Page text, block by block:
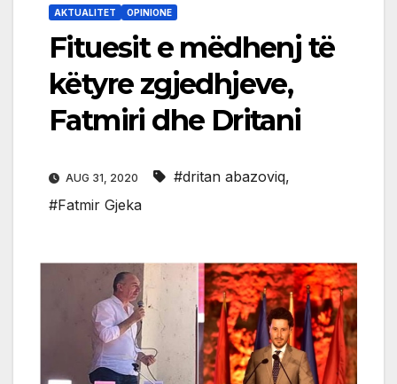
AKTUALITET OPINIONE
Fituesit e mëdhenj të
këtyre zgjedhjeve,
Fatmiri dhe Dritani
AUG 31, 2020 #dritan abazoviq,
#Fatmir Gjeka